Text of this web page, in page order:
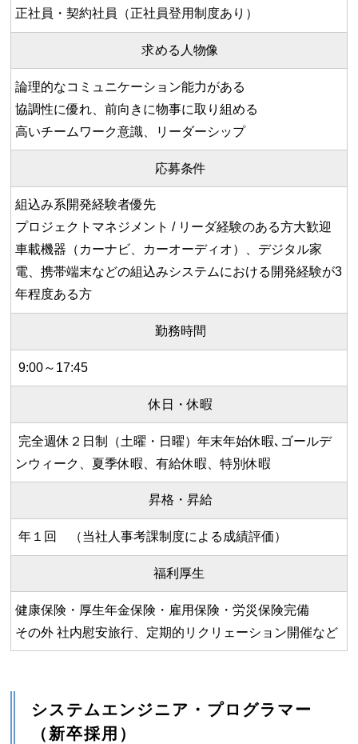
正社員・契約社員（正社員登用制度あり）
求める人物像
論理的なコミュニケーション能力がある
協調性に優れ、前向きに物事に取り組める
高いチームワーク意識、リーダーシップ
応募条件
組込み系開発経験者優先
プロジェクトマネジメント / リーダ経験のある方大歓迎
車載機器（カーナビ、カーオーディオ）、デジタル家
電、携帯端末などの組込みシステムにおける開発経験が3
年程度ある方
勤務時間
9:00～17:45
休日・休暇
完全週休２日制（土曜・日曜）年末年始休暇､ゴールデ
ンウィーク、夏季休暇、有給休暇、特別休暇
昇格・昇給
年１回 （当社人事考課制度による成績評価）
福利厚生
健康保険・厚生年金保険・雇用保険・労災保険完備
その外 社内慰安旅行、定期的リクリェーション開催など
システムエンジニア・プログラマー
（新卒採用）